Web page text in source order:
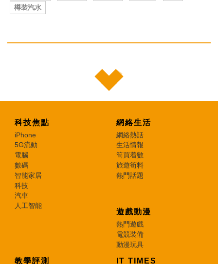
樽裝汽水
科技焦點
iPhone
5G流動
電腦
數碼
智能家居
科技
汽車
人工智能
網絡生活
網絡熱話
生活情報
筍買着數
旅遊筍料
熱門話題
遊戲動漫
熱門遊戲
電競裝備
動漫玩具
教學評測 IT TIMES